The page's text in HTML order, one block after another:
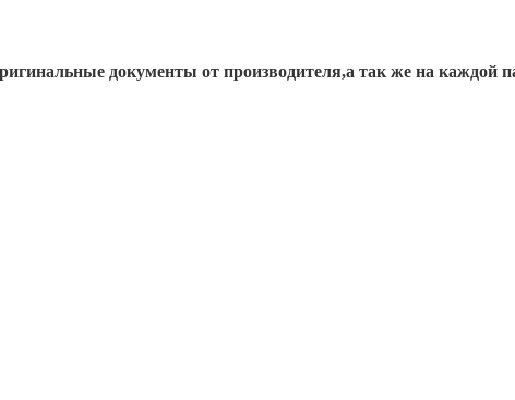
документы от производителя,а так же на каждой